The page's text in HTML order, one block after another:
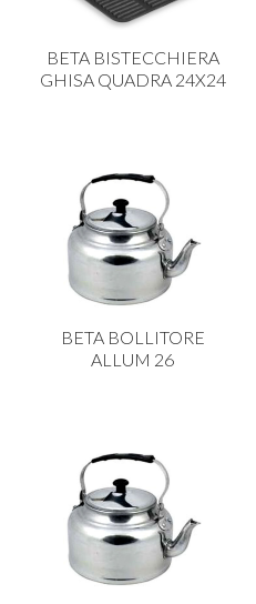
CARTA
FIORI ARTIFICIALI
FONDUES E PIETRE OLLARI
IL COCCIO
LEGNO
PASTICCERIA
PICCOLI ELETTRODOMESTICI
PLASTICA IN CUCINA
PORCELLANA
BETA BISTECCHIERA
GHISA QUADRA 24X24
BETA BOLLITORE
ALLUM 26